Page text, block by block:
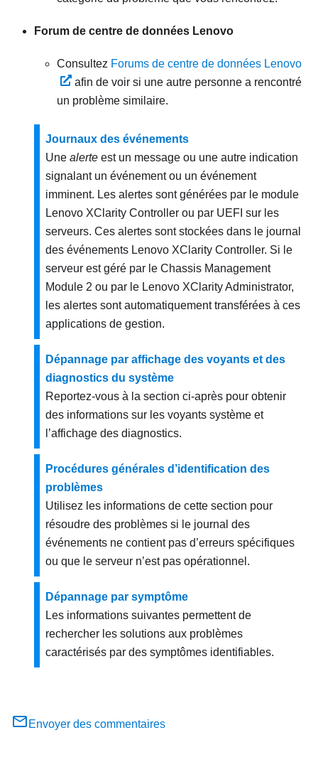
Forum de centre de données Lenovo
Consultez Forums de centre de données Lenovo
afin de voir si une autre personne a rencontré
un problème similaire.
Journaux des événements
Une alerte est un message ou une autre indication
signalant un événement ou un événement
imminent. Les alertes sont générées par le module
Lenovo XClarity Controller ou par UEFI sur les
serveurs. Ces alertes sont stockées dans le journal
des événements Lenovo XClarity Controller. Si le
serveur est géré par le Chassis Management
Module 2 ou par le Lenovo XClarity Administrator,
les alertes sont automatiquement transférées à ces
applications de gestion.
Dépannage par affichage des voyants et des
diagnostics du système
Reportez-vous à la section ci-après pour obtenir
des informations sur les voyants système et
l’affichage des diagnostics.
Procédures générales d’identification des
problèmes
Utilisez les informations de cette section pour
résoudre des problèmes si le journal des
événements ne contient pas d’erreurs spécifiques
ou que le serveur n’est pas opérationnel.
Dépannage par symptôme
Les informations suivantes permettent de
rechercher les solutions aux problèmes
caractérisés par des symptômes identifiables.
Envoyer des commentaires